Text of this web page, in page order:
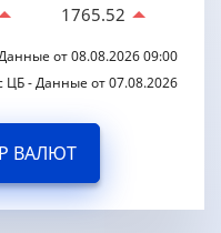
1765.52
от 08.08.2026 09:00
ЦБ - Данные от 07.08.2026
ВАЛЮТ